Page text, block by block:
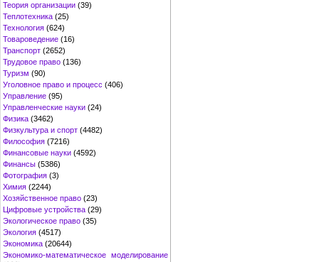
Теория организации (39)
Теплотехника (25)
Технология (624)
Товароведение (16)
Транспорт (2652)
Трудовое право (136)
Туризм (90)
Уголовное право и процесс (406)
Управление (95)
Управленческие науки (24)
Физика (3462)
Физкультура и спорт (4482)
Философия (7216)
Финансовые науки (4592)
Финансы (5386)
Фотография (3)
Химия (2244)
Хозяйственное право (23)
Цифровые устройства (29)
Экологическое право (35)
Экология (4517)
Экономика (20644)
Экономико-математическое моделирование